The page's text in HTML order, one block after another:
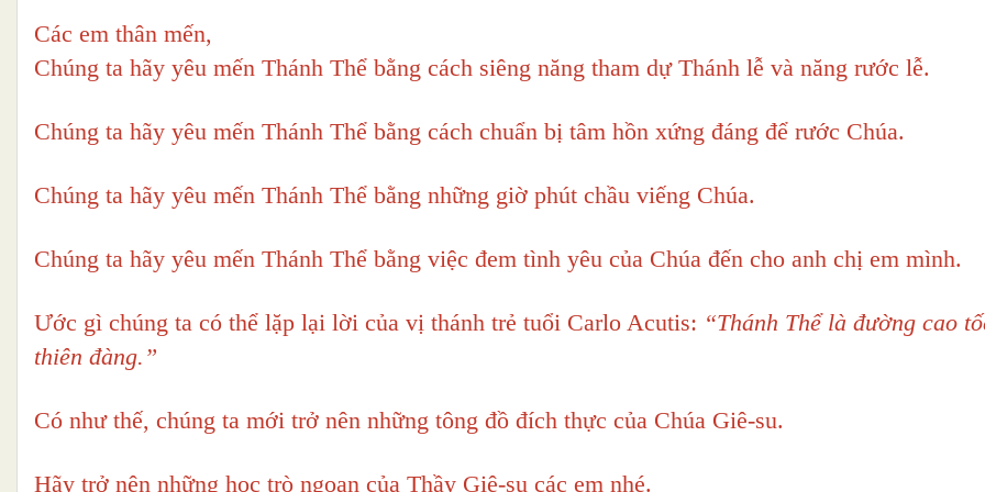
Các em thân mến,
Chúng ta hãy yêu mến Thánh Thể bằng cách siêng năng tham dự Thánh lễ và năng rước lễ.
Chúng ta hãy yêu mến Thánh Thể bằng cách chuẩn bị tâm hồn xứng đáng để rước Chúa.
Chúng ta hãy yêu mến Thánh Thể bằng những giờ phút chầu viếng Chúa.
Chúng ta hãy yêu mến Thánh Thể bằng việc đem tình yêu của Chúa đến cho anh chị em mình.
Ước gì chúng ta có thể lặp lại lời của vị thánh trẻ tuổi Carlo Acutis: “Thánh Thể là đường cao
thiên đàng.”
Có như thế, chúng ta mới trở nên những tông đồ đích thực của Chúa Giê-su.
Hãy trở nên những học trò ngoan của Thầy Giê-su các em nhé.